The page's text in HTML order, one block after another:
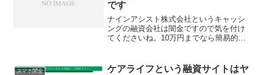
です
ナインアシスト株式会社というキャッシ
ングの融資会社は闇金ですので気を付け
てくださいね。10万円までなら簡易的な
むさぼるヤミ金です。
スマホ闇金
ケアライフという融資サイトはヤ